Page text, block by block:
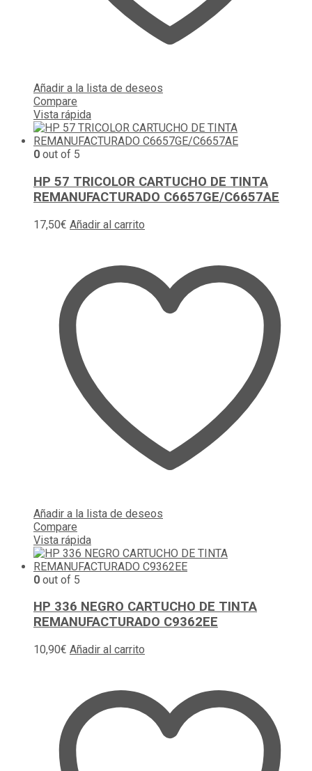
Añadir a la lista de deseos
Compare
Vista rápida
0 out of 5
HP 57 TRICOLOR CARTUCHO DE TINTA
REMANUFACTURADO C6657GE/C6657AE
17,50€ Añadir al carrito
Añadir a la lista de deseos
Compare
Vista rápida
0 out of 5
HP 336 NEGRO CARTUCHO DE TINTA
REMANUFACTURADO C9362EE
10,90€ Añadir al carrito